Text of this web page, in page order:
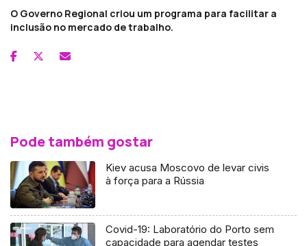
O Governo Regional criou um programa para facilitar a
inclusão no mercado de trabalho.
Pode também gostar
Kiev acusa Moscovo de levar civis
à força para a Rússia
Covid-19: Laboratório do Porto sem
capacidade para agendar testes